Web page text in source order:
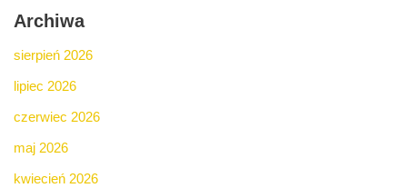
Archiwa
sierpień 2026
lipiec 2026
czerwiec 2026
maj 2026
kwiecień 2026